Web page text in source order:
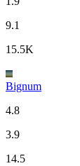
9.1
15.5K
Bignum
4.8
3.9
14.5